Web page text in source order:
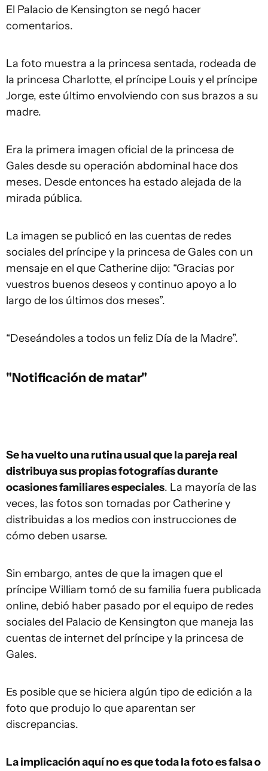
El Palacio de Kensington se negó hacer
comentarios.
La foto muestra a la princesa sentada, rodeada de
la princesa Charlotte, el príncipe Louis y el príncipe
Jorge, este último envolviendo con sus brazos a su
madre.
Era la primera imagen oficial de la princesa de
Gales desde su operación abdominal hace dos
meses. Desde entonces ha estado alejada de la
mirada pública.
La imagen se publicó en las cuentas de redes
sociales del príncipe y la princesa de Gales con un
mensaje en el que Catherine dijo: “Gracias por
vuestros buenos deseos y continuo apoyo a lo
largo de los últimos dos meses”.
“Deseándoles a todos un feliz Día de la Madre”.
"Notificación de matar"
Se ha vuelto una rutina usual que la pareja real
distribuya sus propias fotografías durante
ocasiones familiares especiales. La mayoría de las
veces, las fotos son tomadas por Catherine y
distribuidas a los medios con instrucciones de
cómo deben usarse.
Sin embargo, antes de que la imagen que el
príncipe William tomó de su familia fuera publicada
online, debió haber pasado por el equipo de redes
sociales del Palacio de Kensington que maneja las
cuentas de internet del príncipe y la princesa de
Gales.
Es posible que se hiciera algún tipo de edición a la
foto que produjo lo que aparentan ser
discrepancias.
La implicación aquí no es que toda la foto es falsa o